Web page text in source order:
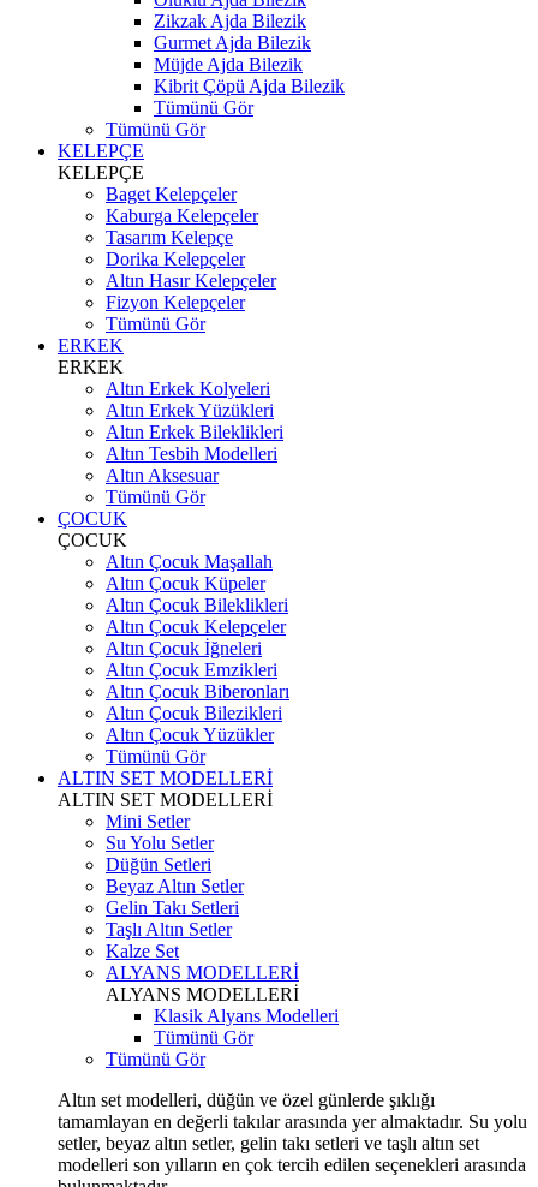
Zikzak Ajda Bilezik
Gurmet Ajda Bilezik
Müjde Ajda Bilezik
Kibrit Çöpü Ajda Bilezik
Tümünü Gör
Tümünü Gör
KELEPÇE
KELEPÇE
Baget Kelepçeler
Kaburga Kelepçeler
Tasarım Kelepçe
Dorika Kelepçeler
Altın Hasır Kelepçeler
Fizyon Kelepçeler
Tümünü Gör
ERKEK
ERKEK
Altın Erkek Kolyeleri
Altın Erkek Yüzükleri
Altın Erkek Bileklikleri
Altın Tesbih Modelleri
Altın Aksesuar
Tümünü Gör
ÇOCUK
ÇOCUK
Altın Çocuk Maşallah
Altın Çocuk Küpeler
Altın Çocuk Bileklikleri
Altın Çocuk Kelepçeler
Altın Çocuk İğneleri
Altın Çocuk Emzikleri
Altın Çocuk Biberonları
Altın Çocuk Bilezikleri
Altın Çocuk Yüzükler
Tümünü Gör
ALTIN SET MODELLERİ
ALTIN SET MODELLERİ
Mini Setler
Su Yolu Setler
Düğün Setleri
Beyaz Altın Setler
Gelin Takı Setleri
Taşlı Altın Setler
Kalze Set
ALYANS MODELLERİ
ALYANS MODELLERİ
Klasik Alyans Modelleri
Tümünü Gör
Tümünü Gör
Altın set modelleri, düğün ve özel günlerde şıklığı
tamamlayan en değerli takılar arasında yer almaktadır. Su yolu
setler, beyaz altın setler, gelin takı setleri ve taşlı altın set
modelleri son yılların en çok tercih edilen seçenekleri arasında